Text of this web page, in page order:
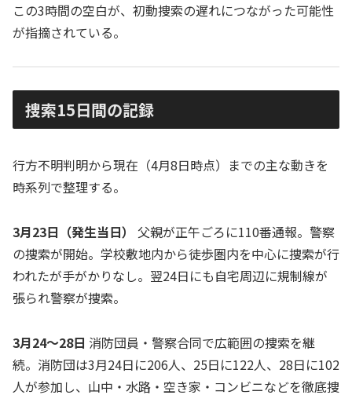
この3時間の空白が、初動捜索の遅れにつながった可能性
が指摘されている。
捜索15日間の記録
行方不明判明から現在（4月8日時点）までの主な動きを
時系列で整理する。
3月23日（発生当日）
父親が正午ごろに110番通報。警察
の捜索が開始。学校敷地内から徒歩圏内を中心に捜索が行
われたが手がかりなし。翌24日にも自宅周辺に規制線が
張られ警察が捜索。
3月24〜28日 消防団員・警察合同で広範囲の捜索を継
続。消防団は3月24日に206人、25日に122人、28日に102
人が参加し、山中・水路・空き家・コンビニなどを徹底捜